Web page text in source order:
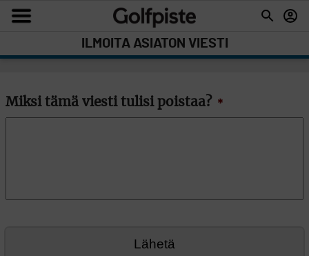
ILMOITA ASIATON VIESTI
Miksi tämä viesti tulisi poistaa? *